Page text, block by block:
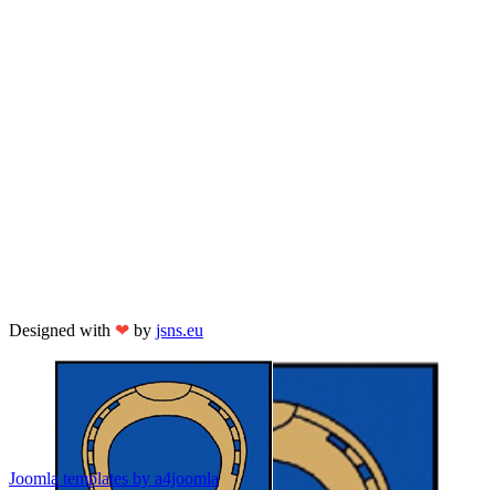
Designed with ❤ by jsns.eu
Joomla templates by a4joomla